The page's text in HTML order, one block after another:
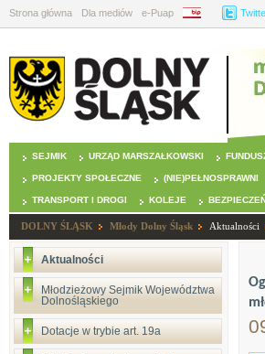
Strona główna Dla mediów e-Puap BIP
SEJMIK URZĄD MARSZAŁKOWSKI
PROJEKTY SPOŁECZNE (NIE)PEŁNOSPRAWNI
TRANSPORT I DROGI KOLEJE
DOLNY ŚLĄSK Młody Dolny Śląsk Aktualności
Aktualności
Młodzieżowy Sejmik Województwa
Dolnośląskiego
Dotacje w trybie art. 19a